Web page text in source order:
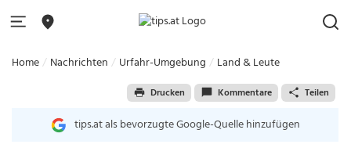
Home Nachrichten Urfahr-Umgebung Land & Leute
Drucken Kommentare Teilen
tips.at als bevorzugte Google-Quelle hinzufügen